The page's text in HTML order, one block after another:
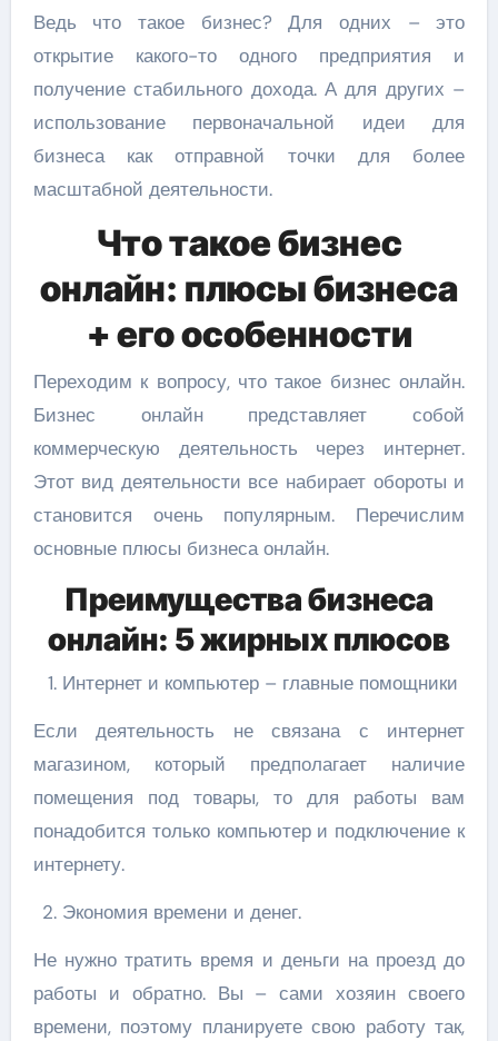
Ведь что такое бизнес? Для одних – это
открытие какого-то одного предприятия и
получение стабильного дохода. А для других –
использование первоначальной идеи для
бизнеса как отправной точки для более
масштабной деятельности.
Что такое бизнес
онлайн: плюсы бизнеса
+ его особенности
Переходим к вопросу, что такое бизнес онлайн.
Бизнес онлайн представляет собой
коммерческую деятельность через интернет.
Этот вид деятельности все набирает обороты и
становится очень популярным. Перечислим
основные плюсы бизнеса онлайн.
Преимущества бизнеса
онлайн: 5 жирных плюсов
Интернет и компьютер – главные помощники
Если деятельность не связана с интернет
магазином, который предполагает наличие
помещения под товары, то для работы вам
понадобится только компьютер и подключение к
интернету.
Экономия времени и денег.
Не нужно тратить время и деньги на проезд до
работы и обратно. Вы – сами хозяин своего
времени, поэтому планируете свою работу так,